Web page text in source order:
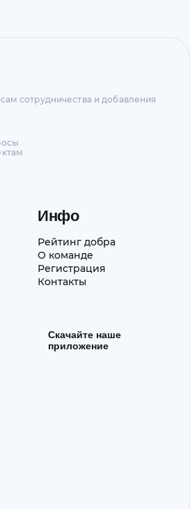
Инфо
Рейтинг добра
О команде
Регистрация
Контакты
Скачайте наше
приложение
сотрудничества и добавления